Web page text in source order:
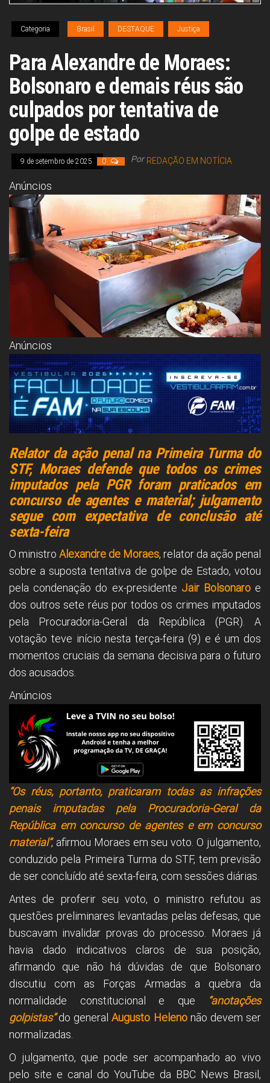
Congresso, Câmara
Assembleia
Legislativa,
Rio de Janeiro,
Brasília, Nordeste,
Norte, Centro-
Oeste, Sul, Sudeste,
Gastronomia,
Vinhos, Bebidas,
Receitas, Chef, RH,
Empreendedorismo,
Negócios,
Categoria Brasil DESTAQUE Justiça
Para Alexandre de Moraes:
Bolsonaro e demais réus são
culpados por tentativa de
golpe de estado
9 de setembro de 2025 0 Por REDAÇÃO EM NOTÍCIA
Anúncios
Anúncios
Relator da ação penal na Primeira Turma do
STF, Moraes defende que todos os crimes
imputados pela PGR foram praticados em
concurso de agentes e material; julgamento
segue com expectativa de conclusão até
sexta-feira
O ministro Alexandre de Moraes, relator da ação penal
sobre a suposta tentativa de golpe de Estado, votou
pela condenação do ex-presidente Jair Bolsonaroe
dos outros sete réus por todos os crimes imputados
pela Procuradoria-Geral da República (PGR). A
votação teve início nesta terça-feira (9) e é um dos
momentos cruciais da semana decisiva para o futuro
dos acusados.
Anúncios
“Os réus, portanto, praticaram todas as infrações
penais imputadas pela Procuradoria-Geral da
República em concurso de agentes e em concurso
material”, afirmou Moraes em seu voto. O julgamento,
conduzido pela Primeira Turma do STF, tem previsão
de ser concluído até sexta-feira, com sessões diárias.
Antes de proferir seu voto, o ministro refutou as
questões preliminares levantadas pelas defesas, que
buscavam invalidar provas do processo. Moraes já
havia dado indicativos claros de sua posição,
afirmando que não há dúvidas de que Bolsonaro
discutiu com as Forças Armadas a quebra da
normalidade constitucional e que
“anotações
golpistas”do generalAugusto Helenonão devem ser
normalizadas.
O julgamento, que pode ser acompanhado ao vivo
pelo site e canal do YouTube da BBC News Brasil,